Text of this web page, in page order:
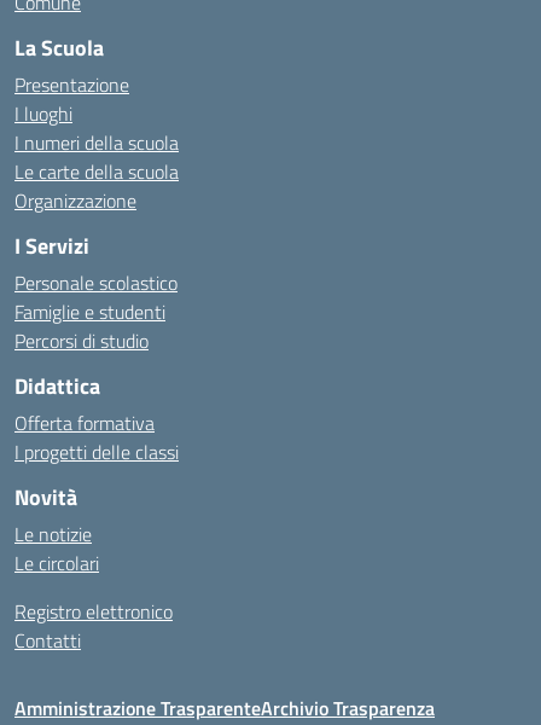
La Scuola
Presentazione
I luoghi
I numeri della scuola
Le carte della scuola
Organizzazione
I Servizi
Personale scolastico
Famiglie e studenti
Percorsi di studio
Didattica
Offerta formativa
I progetti delle classi
Novità
Le notizie
Le circolari
Registro elettronico
Contatti
Amministrazione TrasparenteArchivio Trasparenza